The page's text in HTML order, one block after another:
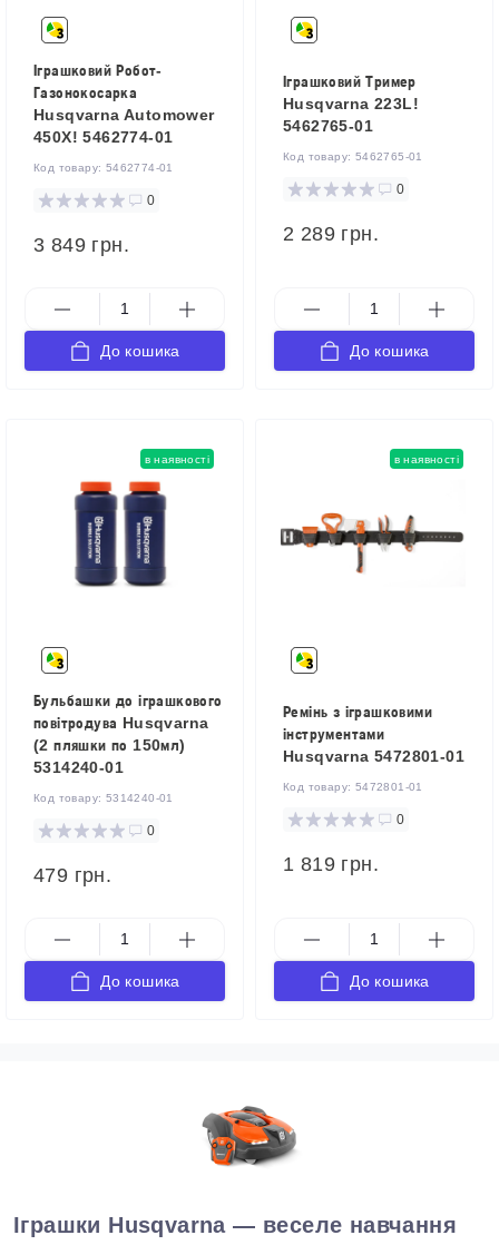
Іграшковий Робот-
Газонокосарка
Husqvarna Automower
450X! 5462774-01
Код товару: 5462774-01
0
3 849 грн.
До кошика
Іграшковий Тример
Husqvarna 223L!
5462765-01
Код товару: 5462765-01
0
2 289 грн.
До кошика
в наявності
Бульбашки до іграшкового
повітродува Husqvarna
(2 пляшки по 150мл)
5314240-01
Код товару: 5314240-01
0
479 грн.
До кошика
в наявності
Ремінь з іграшковими
інструментами
Husqvarna 5472801-01
Код товару: 5472801-01
0
1 819 грн.
До кошика
Іграшки Husqvarna — веселе навчання